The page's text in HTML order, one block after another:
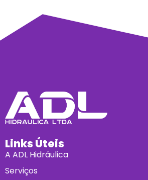
Links Úteis
A ADL Hidráulica
Serviços